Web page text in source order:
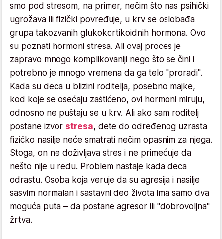
smo pod stresom, na primer, nečim što nas psihički
ugrožava ili fizički povređuje, u krv se oslobađa
grupa takozvanih glukokortikoidnih hormona. Ovo
su poznati hormoni stresa. Ali ovaj proces je
zapravo mnogo komplikovaniji nego što se čini i
potrebno je mnogo vremena da ga telo "proradi".
Kada su deca u blizini roditelja, posebno majke,
kod koje se osećaju zaštićeno, ovi hormoni miruju,
odnosno ne puštaju se u krv. Ali ako sam roditelj
postane izvor stresa, dete do određenog uzrasta
fizičko nasilje neće smatrati nečim opasnim za njega.
Stoga, on ne doživljava stres i ne primećuje da
nešto nije u redu. Problem nastaje kada deca
odrastu. Osoba koja veruje da su agresija i nasilje
sasvim normalan i sastavni deo života ima samo dva
moguća puta – da postane agresor ili "dobrovoljna"
žrtva.